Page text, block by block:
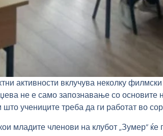
активности вклучува неколку
не е само запознавање со основите
учениците треба да ги работат во
младите членови на клубот „Зумер“ ќе